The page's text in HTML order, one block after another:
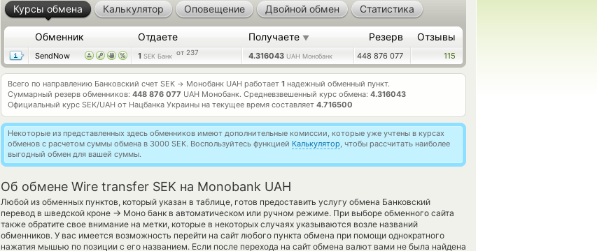
Курсы обмена Калькулятор Оповещение Двойной обмен Статистика
Обменник Отдаете Получаете ▼ Резерв Отзывы
SendNow 1 SEK Банк от 237 4.316043 UAH Монобанк 448 876 077 115
Всего по направлению Банковский счет SEK → Монобанк UAH работает 1 надежный обменный пункт.
Суммарный резерв обменников: 448 876 077 UAH Монобанк. Средневзвешенный курс обмена: 4.316043
Официальный курс SEK/UAH от Нацбанка Украины на текущее время составляет 4.716500
Некоторые из представленных здесь обменников имеют дополнительные комиссии, которые уже учтены в курсах
обменов с расчетом суммы обмена в 3000 SEK. Воспользуйтесь функцией Калькулятор, чтобы рассчитать наиболее
выгодный обмен для вашей суммы.
Об обмене Wire transfer SEK на Monobank UAH
Любой из обменных пунктов, который указан в таблице, готов предоставить услугу обмена Банковский
перевод в шведской кроне → Моно банк в автоматическом или ручном режиме. При выборе обменного сайта
также обратите свое внимание на метки, которые в некоторых случаях указываются возле названий
обменников. У вас имеется возможность перейти на сайт любого пункта обмена при помощи однократного
нажатия мышью по позиции с его названием. Если после перехода на сайт обмена валют вами не была найдена